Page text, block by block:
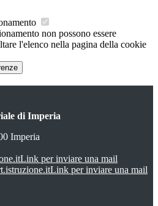
non possono essere
l'elenco nella pagina della cookie
di Imperia
Imperia
Link per inviare una mail
Link per inviare una mail